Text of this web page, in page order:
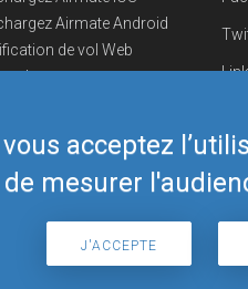
acceptez
mesurer
J'ACCEPTE
Airmate Android
de vol Web
Airmate